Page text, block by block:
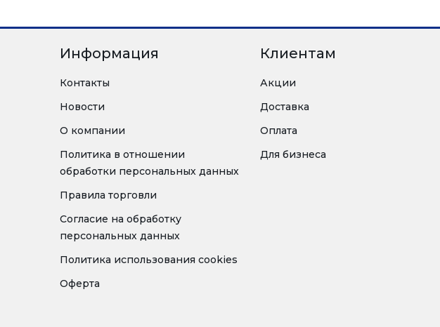
Информация
Контакты
Новости
О компании
Политика в отношении
обработки персональных данных
Правила торговли
Согласие на обработку
персональных данных
Политика использования cookies
Оферта
Клиентам
Акции
Доставка
Оплата
Для бизнеса